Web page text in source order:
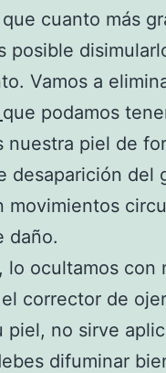
cuanto más
posible
Vamos a
que podamos
nuestra piel de
desaparición del
movimientos
daño.
lo ocultamos con
corrector de
piel, no sirve
difuminar